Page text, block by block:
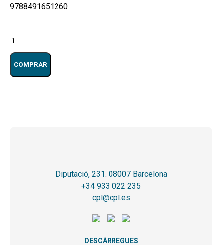
9788491651260
de
Intel·ligència
pastoral.
Eixos
COMPRAR
Diputació, 231. 08007 Barcelona
+34 933 022 235
cpl@cpl.es
DESCÀRREGUES